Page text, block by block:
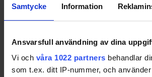
Samtycke Information
Ansvarsfull användning av dina
Vi och våra 1022 partners behandlar
som t.ex. ditt IP-nummer, och
HC
5
Haninge Anchors
12 3 1 8
6 Visby/Roma HK 12 2 1 9
7
Mälarh/Bre
Hockey
12 2 1 9